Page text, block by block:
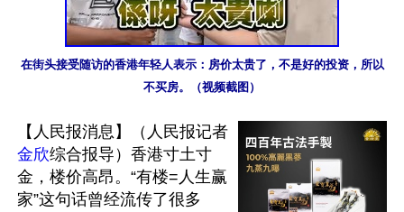
在街头接受随访的香港年轻人表示：房价太贵了，不是好的投资，所以
不买房。（视频截图）
【人民报消息】（人民报记者
金欣综合报导）香港寸土寸
金，楼价高昂。“有楼=人生赢
家”这句话曾经流传了很多